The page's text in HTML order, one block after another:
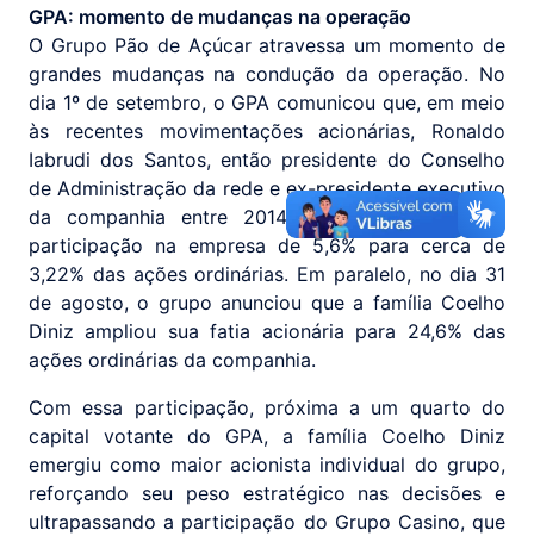
GPA: momento de mudanças na operação
O Grupo Pão de Açúcar atravessa um momento de
grandes mudanças na condução da operação. No
dia 1º de setembro, o GPA comunicou que, em meio
às recentes movimentações acionárias, Ronaldo
Iabrudi dos Santos, então presidente do Conselho
de Administração da rede e ex-presidente executivo
da companhia entre 2014 e 2018, reduziu sua
participação na empresa de 5,6% para cerca de
3,22% das ações ordinárias. Em paralelo, no dia 31
de agosto, o grupo anunciou que a família Coelho
Diniz ampliou sua fatia acionária para 24,6% das
ações ordinárias da companhia.
Com essa participação, próxima a um quarto do
capital votante do GPA, a família Coelho Diniz
emergiu como maior acionista individual do grupo,
reforçando seu peso estratégico nas decisões e
ultrapassando a participação do Grupo Casino, que